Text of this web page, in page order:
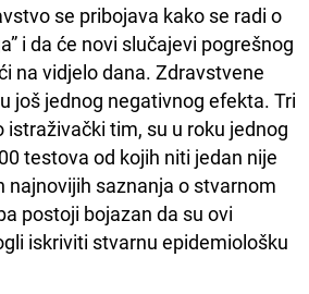
se pribojava kako se radi o
i da će novi slučajevi pogrešnog
na vidjelo dana. Zdravstvene
još jednog negativnog efekta. Tri
istraživački tim, su u roku jednog
testova od kojih niti jedan nije
najnovijih saznanja o stvarnom
postoji bojazan da su ovi
iskriviti stvarnu epidemiološku